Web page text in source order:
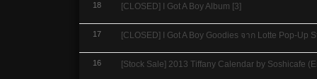
18 [CLOSED] I Got A Boy Album [3]
17 [CLOSED] I Got A Boy Goodies จาก Lotte Pop-Up
16 [Stock Sale] 2013 Tiffany Calendar by Soshicafe